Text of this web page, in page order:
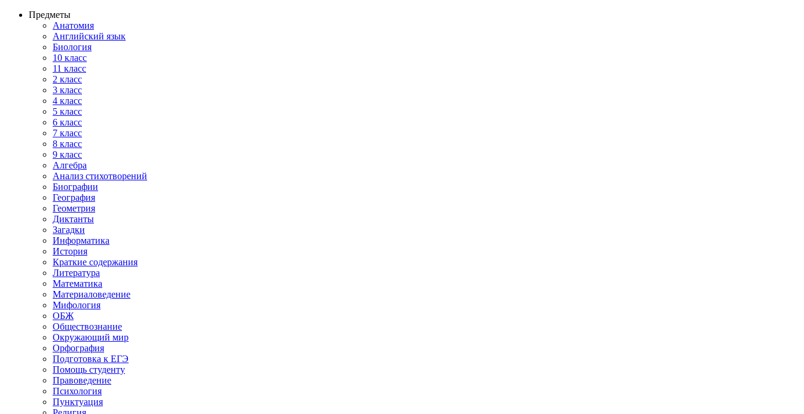
Предметы
Анатомия
Английский язык
Биология
10 класс
11 класс
2 класс
3 класс
4 класс
5 класс
6 класс
7 класс
8 класс
9 класс
Алгебра
Анализ стихотворений
Биографии
География
Геометрия
Диктанты
Загадки
Информатика
История
Краткие содержания
Литература
Математика
Материаловедение
Мифология
ОБЖ
Обществознание
Окружающий мир
Орфография
Подготовка к ЕГЭ
Помощь студенту
Правоведение
Психология
Пунктуация